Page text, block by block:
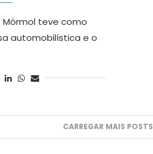
teve como
automobilística e o
CARREGAR MAIS POSTS